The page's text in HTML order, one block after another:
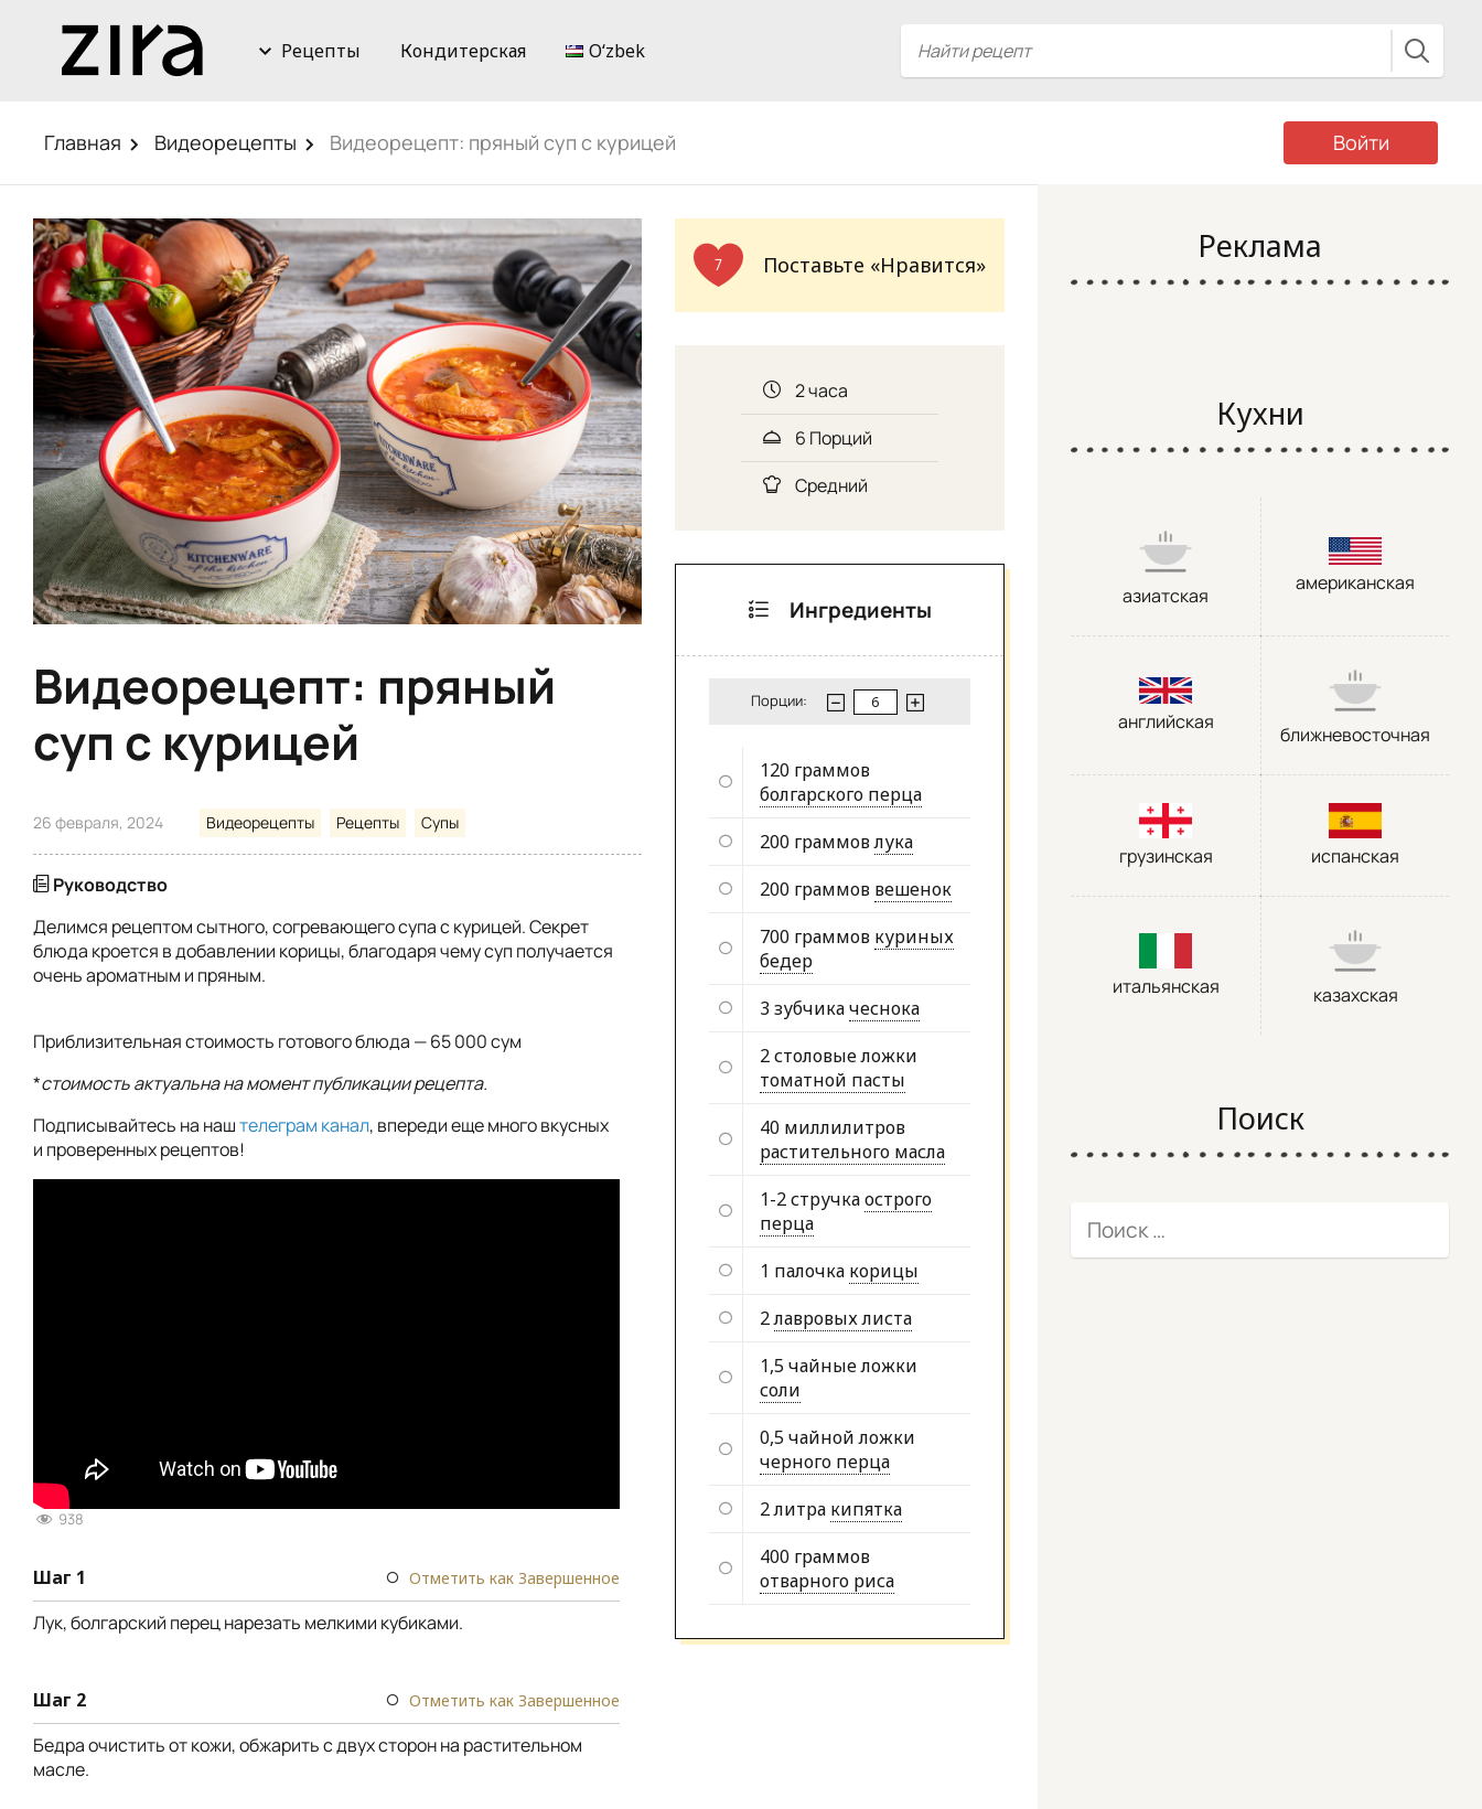
Рецепты Кондитерская Oʻzbek
Главная Видеорецепты Видеорецепт: пряный суп с курицей Войти
Видеорецепт: пряный
суп с курицей
26 февраля, 2024 Видеорецепты Рецепты Супы
Руководство
Делимся рецептом сытного, согревающего супа с курицей. Секрет
блюда кроется в добавлении корицы, благодаря чему суп получается
очень ароматным и пряным.
Приблизительная стоимость готового блюда — 65 000 сум
*стоимость актуальна на момент публикации рецепта.
Подписывайтесь на наштелеграм канал, впереди еще много вкусных
и проверенных рецептов!
938
Шаг 1 Отметить как Завершенное
Лук, болгарский перец нарезать мелкими кубиками.
Шаг 2 Отметить как Завершенное
Бедра очистить от кожи, обжарить с двух сторон на растительном
масле.
7 Поставьте «Нравится»
2 часа
6 Порций
Средний
Ингредиенты
Порции:
120 граммов
болгарского перца
200 граммовлука
200 граммов вешенок
700 граммов куриных
бедер
3 зубчикачеснока
2 столовые ложки
томатной пасты
40 миллилитров
растительного масла
1-2 стручкаострого
перца
1 палочка корицы
2лавровых листа
1,5 чайные ложки
соли
0,5 чайной ложки
черного перца
2 литра кипятка
400 граммов
отварного риса
Реклама
Кухни
азиатская
американская
английская
ближневосточная
грузинская испанская
итальянская казахская
Поиск